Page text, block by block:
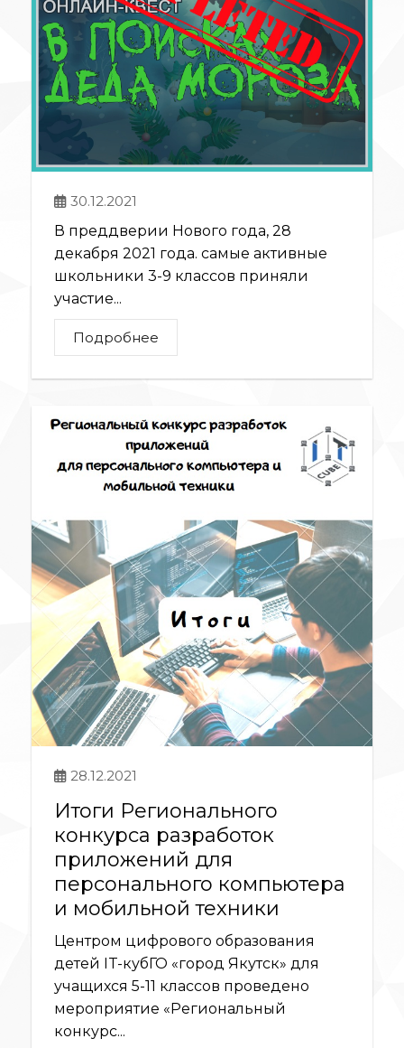
30.12.2021
В преддверии Нового года, 28
декабря 2021 года. самые активные
школьники 3-9 классов приняли
участие...
Подробнее
28.12.2021
Итоги Регионального
конкурса разработок
приложений для
персонального компьютера
и мобильной техники
Центром цифрового образования
детей IT-кубГО «город Якутск» для
учащихся 5-11 классов проведено
мероприятие «Региональный
конкурс...